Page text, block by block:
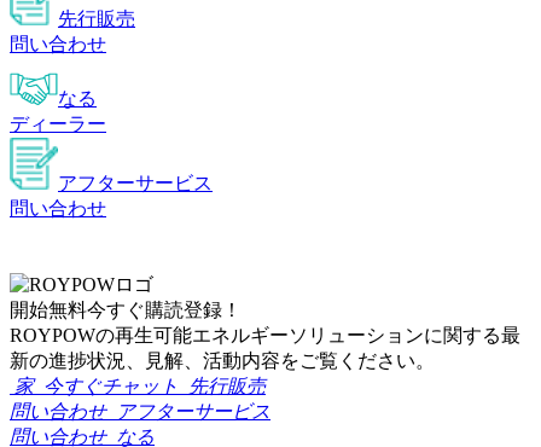
先行販売
問い合わせ
なる
ディーラー
アフターサービス
問い合わせ
開始無料今すぐ購読登録！
ROYPOWの再生可能エネルギーソリューションに関する最
新の進捗状況、見解、活動内容をご覧ください。
家 今すぐチャット
先行販売
問い合わせ
アフターサービス
問い合わせ なる